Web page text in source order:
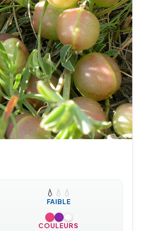
💧 💧 💧
FAIBLE
COULEURS